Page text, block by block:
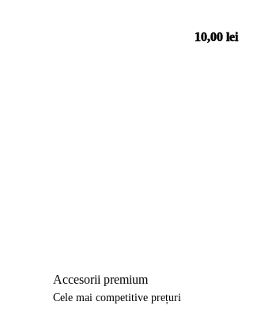
10,00lei
Accesorii premium
Cele mai competitive prețuri